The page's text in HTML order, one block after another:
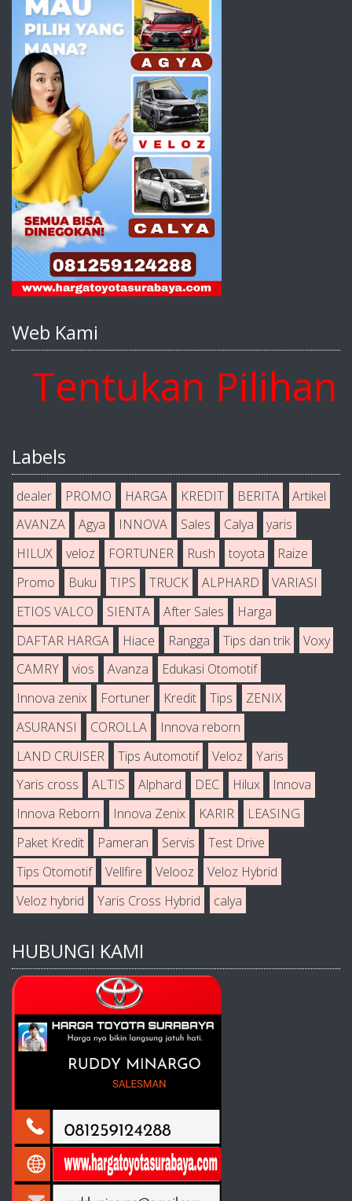
Web Kami
Pilihan
Labels
dealer PROMO HARGA KREDIT BERITA
Artikel
AVANZA
Agya INNOVA Sales Calya
yaris
HILUX
veloz FORTUNER Rush toyota
Raize
Promo
Buku TIPS TRUCK ALPHARD
VARIASI
ETIOS VALCO
SIENTA After Sales
Harga
DAFTAR HARGA
Hiace Rangga Tips dan trik
Voxy
CAMRY
vios Avanza
Edukasi Otomotif
Innova zenix
Fortuner Kredit Tips
ZENIX
ASURANSI
COROLLA
Innova reborn
LAND CRUISER
Tips Automotif Veloz
Yaris
Yaris cross
ALTIS Alphard DEC Hilux
Innova
Innova Reborn
Innova Zenix KARIR
LEASING
Paket Kredit
Pameran Servis
Test Drive
Tips Otomotif
Vellfire Velooz
Veloz Hybrid
Veloz hybrid
Yaris Cross Hybrid calya
HUBUNGI KAMI